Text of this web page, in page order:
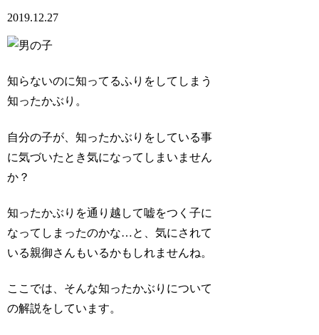
2019.12.27
知らないのに知ってるふりをしてしまう
知ったかぶり 。
自分の子が、知ったかぶりをしている事
に気づいたとき気になってしまいません
か？
知ったかぶりを通り越して嘘をつく子に
なってしまったのかな…と、気にされて
いる親御さんもいるかもしれませんね。
ここでは、そんな知ったかぶりについて
の解説をしています。